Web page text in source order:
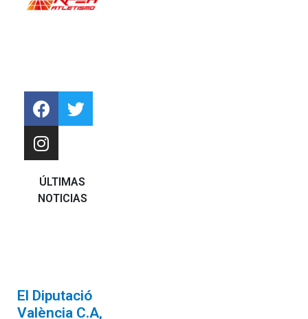
ÚLTIMAS
NOTICIAS
El Diputació
València C.A,